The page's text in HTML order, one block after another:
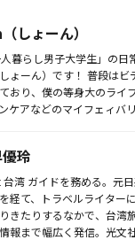
しょーん）
人暮らし男子大学生」の日
ょーん）です！ 普段はビ
おり、僕の等身大のライ
ケアなどのマイフェィバ
玲
湾 ガイドを務める。元
経て、トラベルライター
きたりするなかで、台湾
報まで幅広く発信。光文